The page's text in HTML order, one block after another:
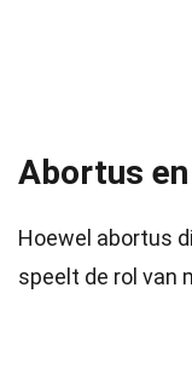
Abortus
Hoewel abortus
speelt de rol van